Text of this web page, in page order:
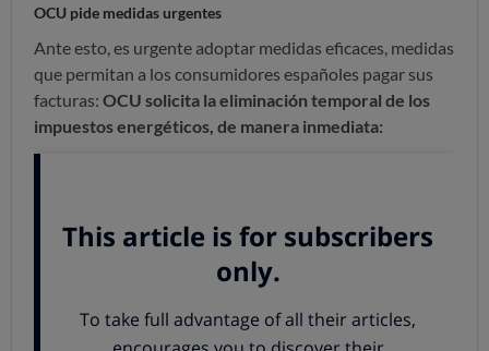
OCU pide medidas urgentes
Ante esto, es urgente adoptar medidas eficaces, medidas
que permitan a los consumidores españoles pagar sus
facturas: OCU solicita la eliminación temporal de los
impuestos energéticos, de manera inmediata:
2. El precio del carburante, disparado
La crisis de Ucrania también
dispara el precio del
. El precio del barril se acerca a unos valores